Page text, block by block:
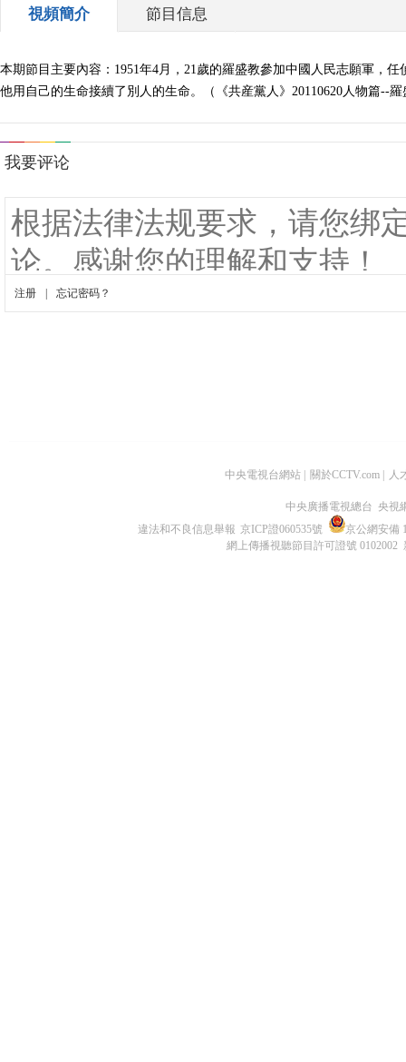
視頻簡介 節目信息
本期節目主要內容：1951年4月，21歲的羅盛教參加中國人民志願軍，
他用自己的生命接續了別人的生命。（《共産黨人》20110620人物篇--
中央電視台網站 關於CCTV.com 人
中央廣播電視總台 央視
違法和不良信息舉報 京ICP證060535號
京公網安備
網上傳播視聽節目許可證號 0102002